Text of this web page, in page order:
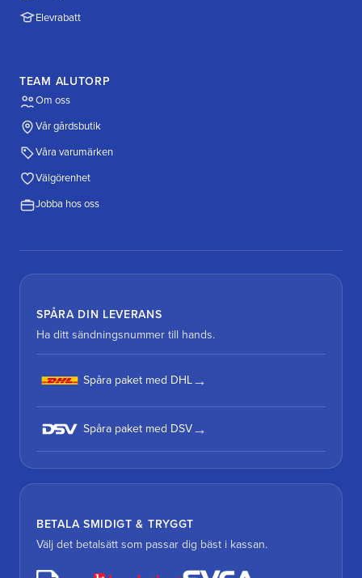
Elevrabatt
TEAM ALUTORP
Om oss
Vår gårdsbutik
Våra varumärken
Välgörenhet
Jobba hos oss
SPÅRA DIN LEVERANS
Ha ditt sändningsnummer till hands.
Spåra paket med DHL
Spåra paket med DSV
BETALA SMIDIGT & TRYGGT
Välj det betalsätt som passar dig bäst i kassan.